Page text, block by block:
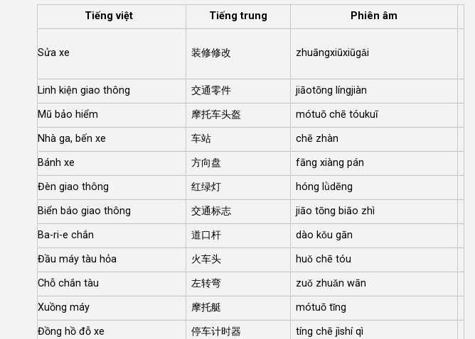
Tiếng việt Tiếng trung Phiên âm
Sửa xe 装修修改 zhuāngxiūxiūgǎi
Linh kiện giao thông 交通零件
jiāotōng língjiàn
Mũ bảo hiểm
摩托车头盔
mótuō chē tóukuī
Nhà ga, bến xe
车站
chē zhàn
Bánh xe
方向盘
fāng xiàng pán
Đèn giao thông
红绿灯
hóng lǜdēng
Biển báo giao thông
交通标志
jiāo tōng biāo zhì
Ba-ri-e chắn
道口杆
dào kǒu gān
Đầu máy tàu hỏa
火车头
huǒ chē tóu
Chỗ chắn tàu
左转弯
zuǒ zhuǎn wān
Xuồng máy
摩托艇
mótuō tǐng
Đồng hồ đỗ xe
停车计时器
tíng chē jìshí qì